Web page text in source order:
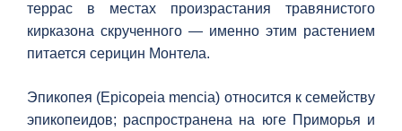
террас в местах произрастания травянистого
кирказона скрученного — именно этим растением
питается серицин Монтела.
Эпикопея (Epicopeia mencia) относится к семейству
эпикопеидов; распространена на юге Приморья и